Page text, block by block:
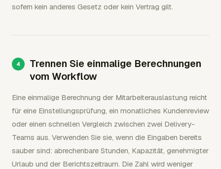
sofern kein anderes Gesetz oder kein Vertrag gilt.
Trennen Sie einmalige Berechnungen
vom Workflow
Eine einmalige Berechnung der Mitarbeiterauslastung reicht
für eine Einstellungsprüfung, ein monatliches Kundenreview
oder einen schnellen Vergleich zwischen zwei Delivery-
Teams aus. Verwenden Sie sie, wenn die Eingaben bereits
sauber sind: abrechenbare Stunden, Kapazität, genehmigter
Urlaub und der Berichtszeitraum. Die Zahl wird weniger